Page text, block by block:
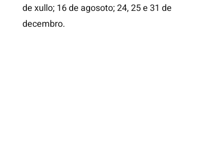
de xullo; 16 de agosoto; 24, 25 e 31 de
decembro.